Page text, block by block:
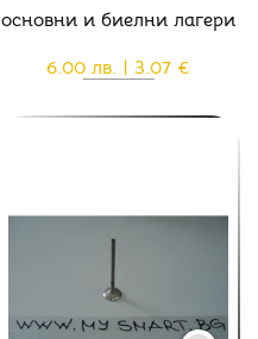
основни и биелни лагери
6.00 лв. | 3.07 €